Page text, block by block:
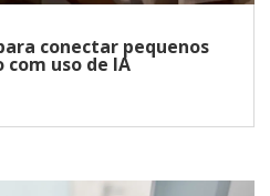
conectar pequenos
uso de IA